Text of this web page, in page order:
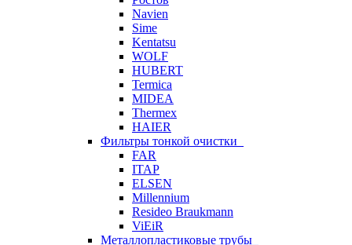
Navien
Sime
Kentatsu
WOLF
HUBERT
Termica
MIDEA
Thermex
HAIER
Фильтры тонкой очистки
FAR
ITAP
ELSEN
Millennium
Resideo Braukmann
ViEiR
Металлопластиковые трубы